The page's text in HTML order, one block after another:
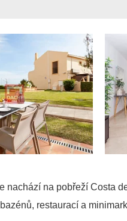
nachází na pobřeží Costa
restaurací a